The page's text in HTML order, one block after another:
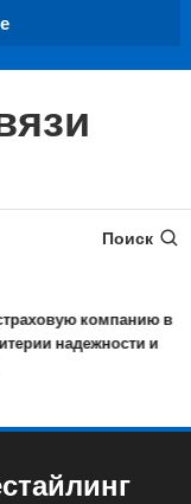
Поиск
компанию в
надежности и